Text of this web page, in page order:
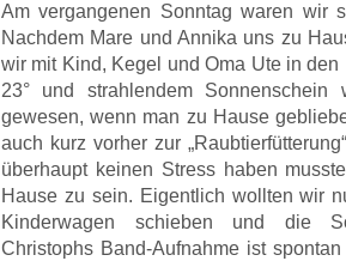
Am vergangenen Sonntag waren wir
Nachdem Mare und Annika uns zu
wir mit Kind, Kegel und Oma Ute in den
23° und strahlendem
gewesen, wenn man zu Hause
auch kurz vorher zur
überhaupt keinen Stress haben
Hause zu sein. Eigentlich wollten wir
Kinderwagen schieben und die
Christophs Band-Aufnahme ist